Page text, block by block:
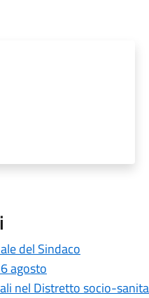
del Sindaco
agosto
nel Distretto socio-